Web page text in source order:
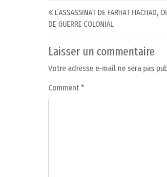
Post navigation
L’ASSASSINAT DE FARHAT HACHAD,
DE GUERRE COLONIAL
Laisser un commentaire
Votre adresse e-mail ne sera pas
Comment *